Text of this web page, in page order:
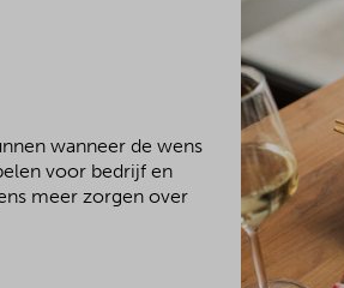
wanneer de wens
voor bedrijf en
meer zorgen over